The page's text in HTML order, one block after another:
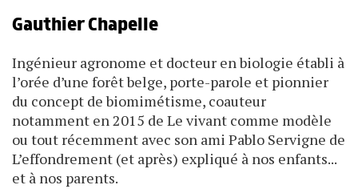
Gauthier Chapelle
Ingénieur agronome et docteur en biologie établi à
l’orée d’une forêt belge, porte-parole et pionnier
du concept de biomimétisme, coauteur
notamment en 2015 de Le vivant comme modèle
ou tout récemment avec son ami Pablo Servigne de
L’effondrement (et après) expliqué à nos enfants...
et à nos parents.